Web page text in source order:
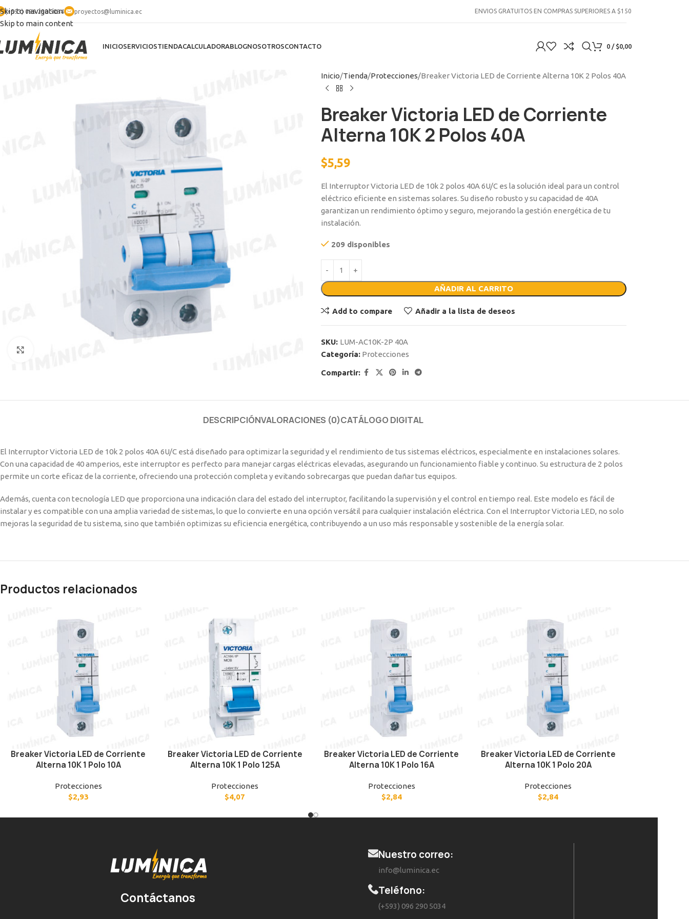
Skip to navigation
Skip to main content
(+593) 096 290 5034 proyectos@luminica.ec ENVIOS GRATUITOS EN COMPRAS SUPERIORES A $150
INICIOSERVICIOSTIENDACALCULADORABLOGNOSOTROSCONTACTO 0 / $0,00
Inicio Tienda Protecciones Breaker Victoria LED de Corriente Alterna 10K 2 Polos 40A
Breaker Victoria LED de Corriente
Alterna 10K 2 Polos 40A
$5,59
El Interruptor Victoria LED de 10k 2 polos 40A 6U/C es la solución ideal para un control
eléctrico eficiente en sistemas solares. Su diseño robusto y su capacidad de 40A
garantizan un rendimiento óptimo y seguro, mejorando la gestión energética de tu
instalación.
209 disponibles
AÑADIR AL CARRITO
Add to compare Añadir a la lista de deseos
SKU: LUM-AC10K-2P 40A
Categoría: Protecciones
Compartir:
DESCRIPCIÓNVALORACIONES (0)CATÁLOGO DIGITAL
El Interruptor Victoria LED de 10k 2 polos 40A 6U/C está diseñado para optimizar la seguridad y el rendimiento de tus sistemas eléctricos, especialmente en instalaciones solares.
Con una capacidad de 40 amperios, este interruptor es perfecto para manejar cargas eléctricas elevadas, asegurando un funcionamiento fiable y continuo. Su estructura de 2 polos
permite un corte eficaz de la corriente, ofreciendo una protección completa y evitando sobrecargas que puedan dañar tus equipos.
Además, cuenta con tecnología LED que proporciona una indicación clara del estado del interruptor, facilitando la supervisión y el control en tiempo real. Este modelo es fácil de
instalar y es compatible con una amplia variedad de sistemas, lo que lo convierte en una opción versátil para cualquier instalación eléctrica. Con el Interruptor Victoria LED, no solo
mejoras la seguridad de tu sistema, sino que también optimizas su eficiencia energética, contribuyendo a un uso más responsable y sostenible de la energía solar.
Productos relacionados
Breaker Victoria LED de Corriente
Alterna 10K 1 Polo 10A
Protecciones
$2,93
Breaker Victoria LED de Corriente
Alterna 10K 1 Polo 125A
Protecciones
$4,07
Breaker Victoria LED de Corriente
Alterna 10K 1 Polo 16A
Protecciones
$2,84
Breaker Victoria LED de Corriente
Alterna 10K 1 Polo 20A
Protecciones
$2,84
Contáctanos
Nuestro correo:
info@luminica.ec
Teléfono:
(+593) 096 290 5034